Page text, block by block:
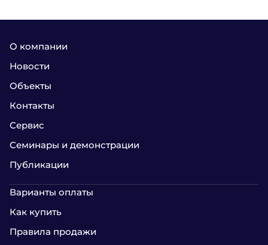
О компании
Новости
Объекты
Контакты
Сервис
Семинары и демонстрации
Публикации
Варианты оплаты
Как купить
Правила продажи